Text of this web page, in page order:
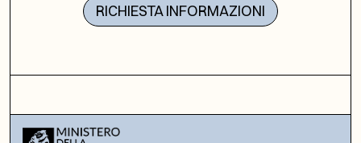
RICHIESTA INFORMAZIONI